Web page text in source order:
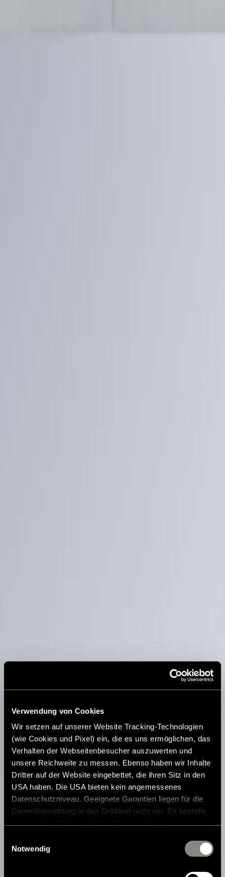
Verwendung von Cookies
Wir setzen auf unserer Website Tracking-Technologien
(wie Cookies und Pixel) ein, die es uns ermöglichen, das
Verhalten der Webseitenbesucher auszuwerten und
unsere Reichweite zu messen. Ebenso haben wir Inhalte
Dritter auf der Website eingebettet, die ihren Sitz in den
USA haben. Die USA bieten kein angemessenes
Datenschutzniveau. Geeignete Garantien liegen für die
Datenübermittlung in das Drittland nicht vor. Es besteht
zustehen. Eingesetzte Dienstleister können Daten für
zusammenführen. Weitere Informationen finden Sie in
Notwendig